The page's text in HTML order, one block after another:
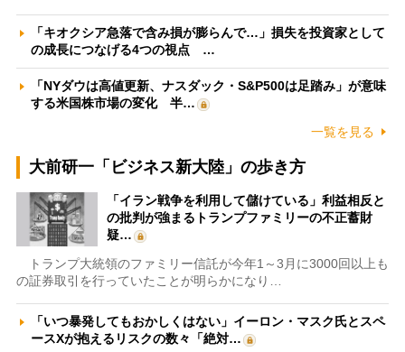
「キオクシア急落で含み損が膨らんで…」損失を投資家として
の成長につなげる4つの視点 …
「NYダウは高値更新、ナスダック・S&P500は足踏み」が意味
する米国株市場の変化 半…
一覧を見る
大前研一「ビジネス新大陸」の歩き方
「イラン戦争を利用して儲けている」利益相反と
の批判が強まるトランプファミリーの不正蓄財
疑…
トランプ大統領のファミリー信託が今年1～3月に3000回以上も
の証券取引を行っていたことが明らかになり…
「いつ暴発してもおかしくはない」イーロン・マスク氏とスペ
ースXが抱えるリスクの数々「絶対…